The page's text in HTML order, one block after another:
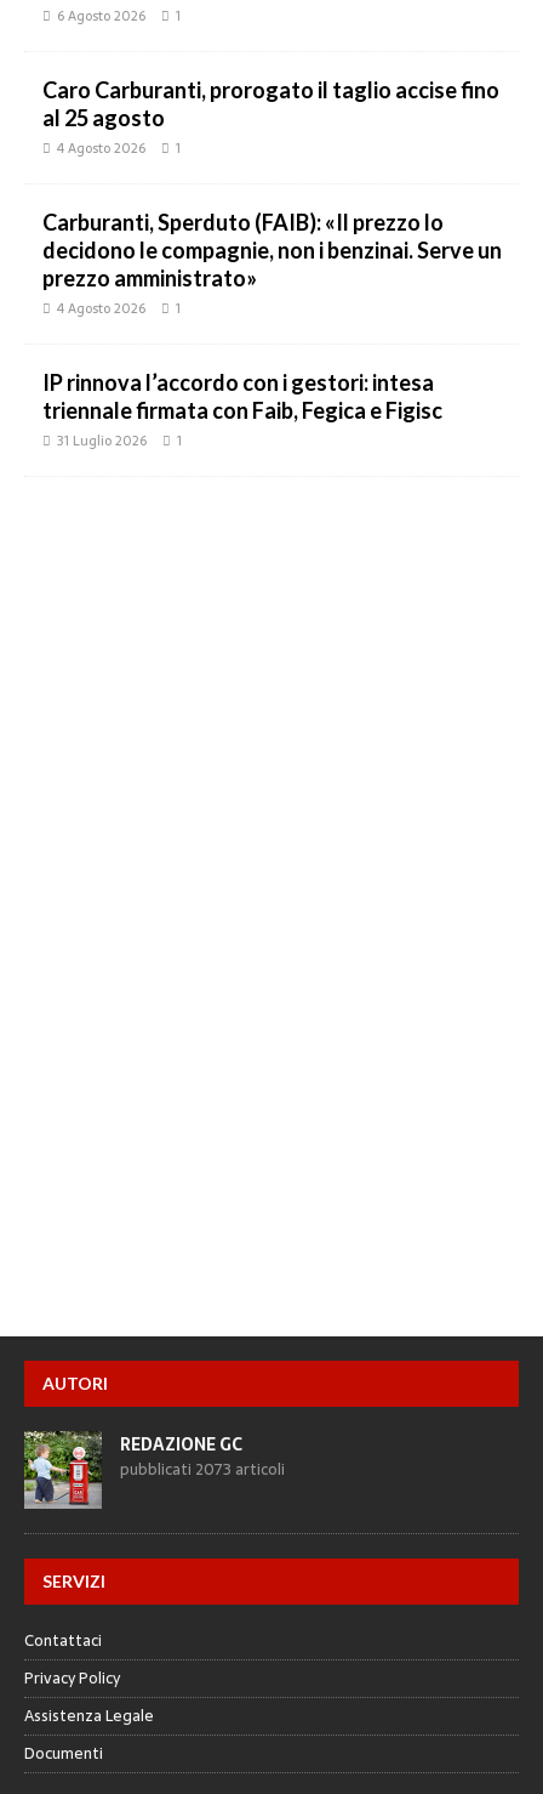
6 Agosto 2026 1
Caro Carburanti, prorogato il taglio accise fino
al 25 agosto
4 Agosto 2026 1
Carburanti, Sperduto (FAIB): «Il prezzo lo
decidono le compagnie, non i benzinai. Serve un
prezzo amministrato»
4 Agosto 2026 1
IP rinnova l’accordo con i gestori: intesa
triennale firmata con Faib, Fegica e Figisc
31 Luglio 2026 1
AUTORI
REDAZIONE GC
pubblicati 2073 articoli
SERVIZI
Contattaci
Privacy Policy
Assistenza Legale
Documenti